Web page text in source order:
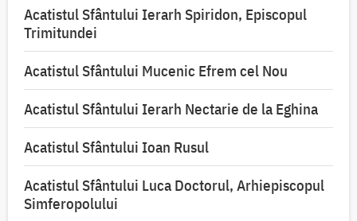
Acatistul Sfântului Ierarh Spiridon, Episcopul
Trimitundei
Acatistul Sfântului Mucenic Efrem cel Nou
Acatistul Sfântului Ierarh Nectarie de la Eghina
Acatistul Sfântului Ioan Rusul
Acatistul Sfântului Luca Doctorul, Arhiepiscopul
Simferopolului